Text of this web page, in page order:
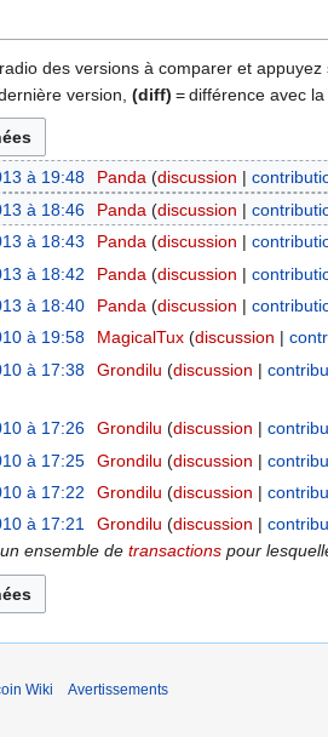
des versions à comparer et
version, (diff) = différence avec
à 19:48 Panda discussion
à 18:46 Panda discussion
à 18:43 Panda discussion
à 18:42 Panda discussion
à 18:40 Panda discussion
à 19:58 MagicalTux discussion
à 17:38 Grondilu discussion
à 17:26 Grondilu discussion
à 17:25 Grondilu discussion
à 17:22 Grondilu discussion
à 17:21 Grondilu discussion
ensemble detransactions pour
Wiki Avertissements